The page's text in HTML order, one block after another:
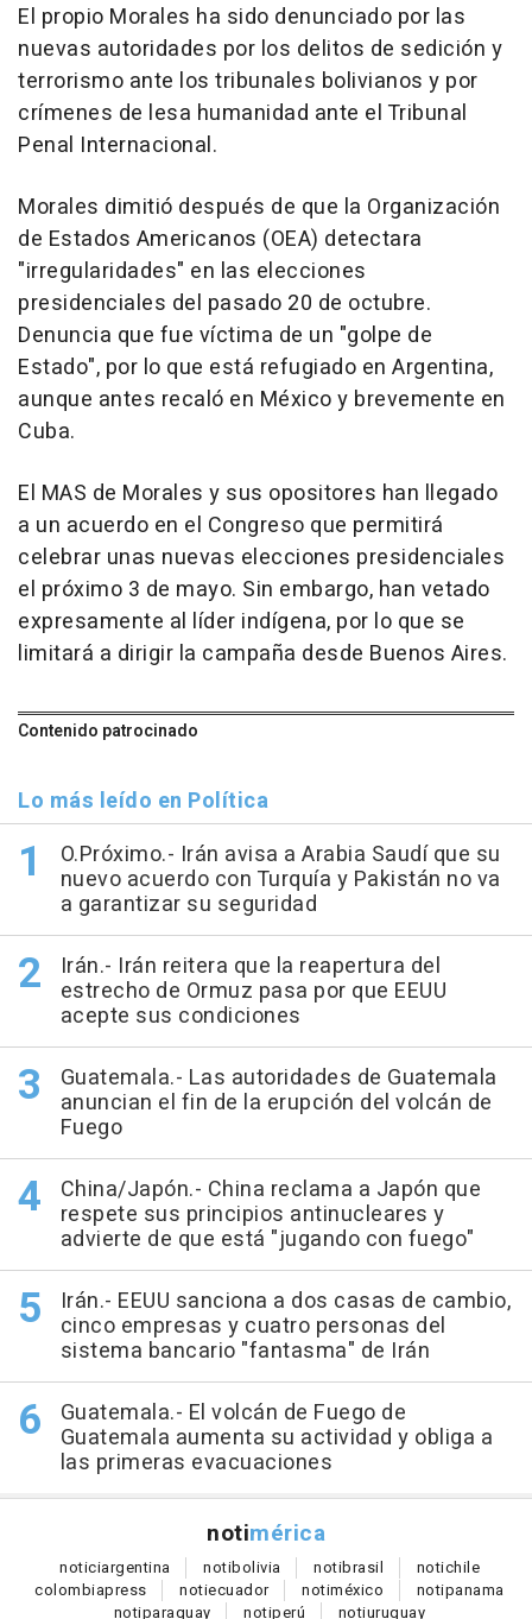
El propio Morales ha sido denunciado por las
nuevas autoridades por los delitos de sedición y
terrorismo ante los tribunales bolivianos y por
crímenes de lesa humanidad ante el Tribunal
Penal Internacional.
Morales dimitió después de que la Organización
de Estados Americanos (OEA) detectara
"irregularidades" en las elecciones
presidenciales del pasado 20 de octubre.
Denuncia que fue víctima de un "golpe de
Estado", por lo que está refugiado en Argentina,
aunque antes recaló en México y brevemente en
Cuba.
El MAS de Morales y sus opositores han llegado
a un acuerdo en el Congreso que permitirá
celebrar unas nuevas elecciones presidenciales
el próximo 3 de mayo. Sin embargo, han vetado
expresamente al líder indígena, por lo que se
limitará a dirigir la campaña desde Buenos Aires.
Contenido patrocinado
Lo más leído en Política
O.Próximo.- Irán avisa a Arabia Saudí que su
nuevo acuerdo con Turquía y Pakistán no va
a garantizar su seguridad
Irán.- Irán reitera que la reapertura del
estrecho de Ormuz pasa por que EEUU
acepte sus condiciones
Guatemala.- Las autoridades de Guatemala
anuncian el fin de la erupción del volcán de
Fuego
China/Japón.- China reclama a Japón que
respete sus principios antinucleares y
advierte de que está "jugando con fuego"
Irán.- EEUU sanciona a dos casas de cambio,
cinco empresas y cuatro personas del
sistema bancario "fantasma" de Irán
Guatemala.- El volcán de Fuego de
Guatemala aumenta su actividad y obliga a
las primeras evacuaciones
notimérica
noticiargentina notibolivia notibrasil notichile
colombiapress notiecuador notiméxico notipanama
notiparaguay notiperú notiuruguay